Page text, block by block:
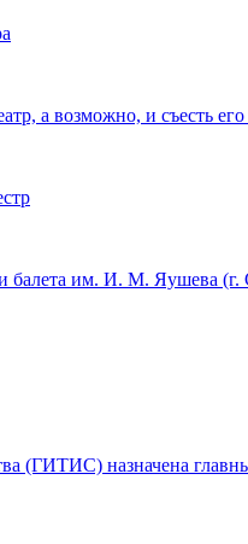
а возможно, и съесть
балета им. И. М. Яушева
(ГИТИС) назначена